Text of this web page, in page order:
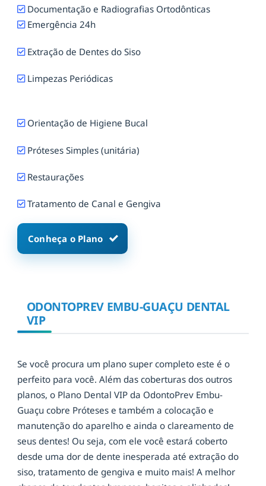
Documentação e Radiografias Ortodônticas
Emergência 24h
Extração de Dentes do Siso
Limpezas Periódicas
Orientação de Higiene Bucal
Próteses Simples (unitária)
Restaurações
Tratamento de Canal e Gengiva
Conheça o Plano
ODONTOPREV EMBU-GUAÇU DENTAL
VIP
Se você procura um plano super completo este é o
perfeito para você. Além das coberturas dos outros
planos, o Plano Dental VIP da OdontoPrev Embu-
Guaçu cobre Próteses e também a colocação e
manutenção do aparelho e ainda o clareamento de
seus dentes! Ou seja, com ele você estará coberto
desde uma dor de dente inesperada até extração do
siso, tratamento de gengiva e muito mais! A melhor